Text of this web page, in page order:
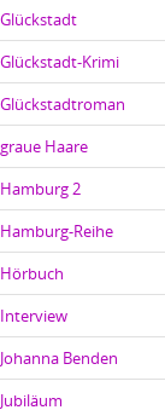
Glückstadt
Glückstadt-Krimi
Glückstadtroman
graue Haare
Hamburg 2
Hamburg-Reihe
Hörbuch
Interview
Johanna Benden
Jubiläum